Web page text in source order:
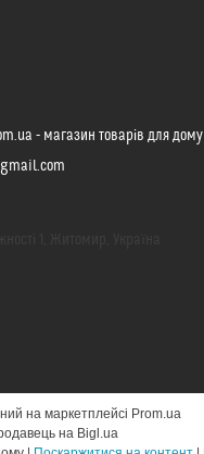
- магазин товарів для дому
на маркетплейсі Prom.ua
на Bigl.ua